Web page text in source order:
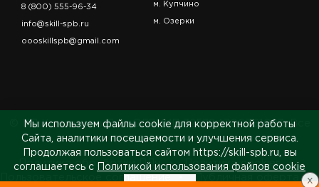
8 (800) 555-96-34
info@skill-spb.ru
oooskillspb@gmail.com
м. Купчино
м. Озерки
© ИП Коновалов Д.А., ОГРНИП 325784700361023. Все
права защищены.
Политика обработки ПДн
Политика cookies
Пользовательское соглашение
Публичная оферта
Мы используем файлы cookie для корректной работы
Сайта, аналитики посещаемости и улучшения сервиса.
Продолжая пользоваться сайтом https://skill-spb.ru, вы
соглашаетесь с
Политикой использования файлов cookie
x